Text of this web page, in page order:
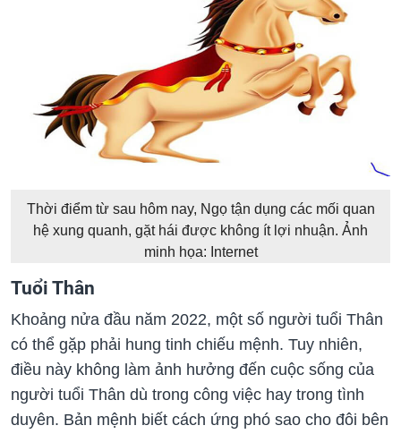
Thời điểm từ sau hôm nay, Ngọ tận dụng các mối quan
hệ xung quanh, gặt hái được không ít lợi nhuận. Ảnh
minh họa: Internet
Tuổi Thân
Khoảng nửa đầu năm 2022, một số người tuổi Thân
có thể gặp phải hung tinh chiếu mệnh. Tuy nhiên,
điều này không làm ảnh hưởng đến cuộc sống của
người tuổi Thân dù trong công việc hay trong tình
duyên. Bản mệnh biết cách ứng phó sao cho đôi bên